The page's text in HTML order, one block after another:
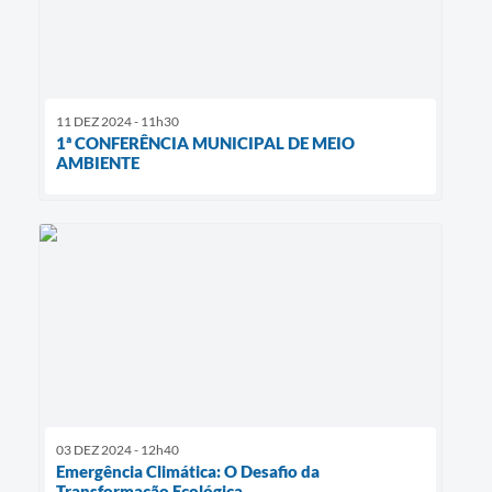
11 DEZ 2024 - 11h30
1ª CONFERÊNCIA MUNICIPAL DE MEIO
AMBIENTE
03 DEZ 2024 - 12h40
Emergência Climática: O Desafio da